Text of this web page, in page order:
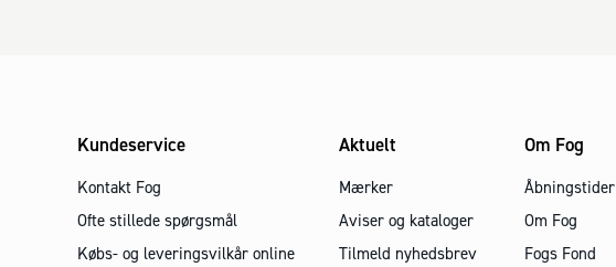
Kundeservice
Kontakt Fog
Ofte stillede spørgsmål
Købs- og leveringsvilkår online
Aktuelt
Mærker
Aviser og kataloger
Tilmeld nyhedsbrev
Om Fog
Åbningstider
Om Fog
Fogs Fond